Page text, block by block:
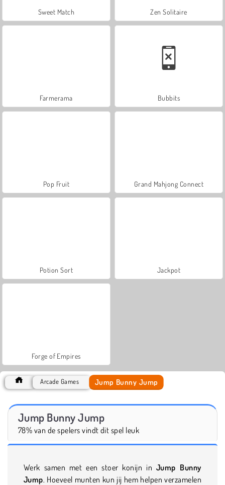
Sweet Match Zen Solitaire
Farmerama Bubbits
Pop Fruit Grand Mahjong Connect
Potion Sort Jackpot
Forge of Empires
Arcade Games Jump Bunny Jump
Jump Bunny Jump
78% van de spelers vindt dit spel leuk
Werk samen met een stoer konijn in Jump Bunny
Jump. Hoeveel munten kun jij hem helpen verzamelen